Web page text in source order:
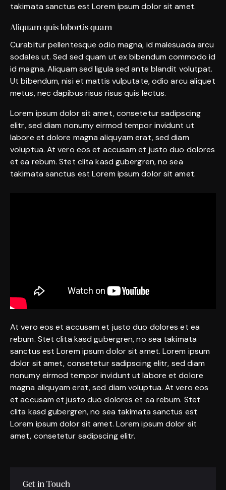
takimata sanctus est Lorem ipsum dolor sit amet.
Aliquam quis lobortis quam
Curabitur pellentesque odio magna, id malesuada arcu
sodales ut. Sed sed quam ut ex bibendum commodo id
id magna. Aliquam sed ligula sed ante blandit volutpat.
Ut bibendum, nisi et mattis vulputate, odio arcu aliquet
metus, nec dapibus risus risus quis lectus.
Lorem ipsum dolor sit amet, consetetur sadipscing
elitr, sed diam nonumy eirmod tempor invidunt ut
labore et dolore magna aliquyam erat, sed diam
voluptua. At vero eos et accusam et justo duo dolores
et ea rebum. Stet clita kasd gubergren, no sea
takimata sanctus est Lorem ipsum dolor sit amet.
At vero eos et accusam et justo duo dolores et ea
rebum. Stet clita kasd gubergren, no sea takimata
sanctus est Lorem ipsum dolor sit amet. Lorem ipsum
dolor sit amet, consetetur sadipscing elitr, sed diam
nonumy eirmod tempor invidunt ut labore et dolore
magna aliquyam erat, sed diam voluptua. At vero eos
et accusam et justo duo dolores et ea rebum. Stet
clita kasd gubergren, no sea takimata sanctus est
Lorem ipsum dolor sit amet. Lorem ipsum dolor sit
amet, consetetur sadipscing elitr.
Get in Touch